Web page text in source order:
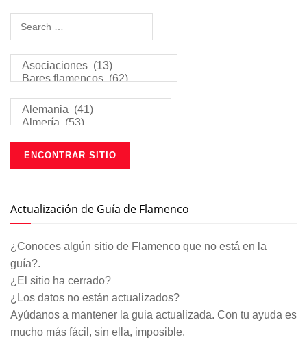
Actualización de Guía de Flamenco
¿Conoces algún sitio de Flamenco que no está en la
guía?.
¿El sitio ha cerrado?
¿Los datos no están actualizados?
Ayúdanos a mantener la guia actualizada. Con tu ayuda es
mucho más fácil, sin ella, imposible.